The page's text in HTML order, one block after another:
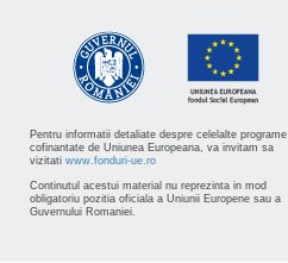
Pentru informatii detaliate despre celelalte programe
cofinantate de Uniunea Europeana, va invitam sa
vizitati www.fonduri-ue.ro
Continutul acestui material nu reprezinta in mod
obligatoriu pozitia oficiala a Uniunii Europene sau a
Guvernului Romaniei.